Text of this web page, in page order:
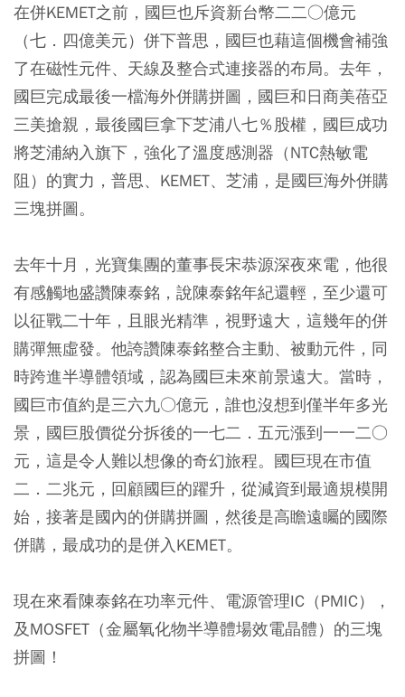
在併KEMET之前，國巨也斥資新台幣二二○億元
（七．四億美元）併下普思，國巨也藉這個機會補強
了在磁性元件、天線及整合式連接器的布局。去年，
國巨完成最後一檔海外併購拼圖，國巨和日商美蓓亞
三美搶親，最後國巨拿下芝浦八七％股權，國巨成功
將芝浦納入旗下，強化了溫度感測器（NTC熱敏電
阻）的實力，普思、KEMET、芝浦，是國巨海外併購
三塊拼圖。
去年十月，光寶集團的董事長宋恭源深夜來電，他很
有感觸地盛讚陳泰銘，說陳泰銘年紀還輕，至少還可
以征戰二十年，且眼光精準，視野遠大，這幾年的併
購彈無虛發。他誇讚陳泰銘整合主動、被動元件，同
時跨進半導體領域，認為國巨未來前景遠大。當時，
國巨市值約是三六九○億元，誰也沒想到僅半年多光
景，國巨股價從分拆後的一七二．五元漲到一一二○
元，這是令人難以想像的奇幻旅程。國巨現在市值
二．二兆元，回顧國巨的躍升，從減資到最適規模開
始，接著是國內的併購拼圖，然後是高瞻遠矚的國際
併購，最成功的是併入KEMET。
現在來看陳泰銘在功率元件、電源管理IC（PMIC），
及MOSFET（金屬氧化物半導體場效電晶體）的三塊
拼圖！